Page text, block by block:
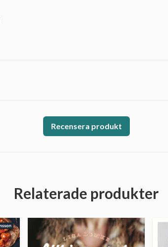
Recensera produkt
Relaterade produkter